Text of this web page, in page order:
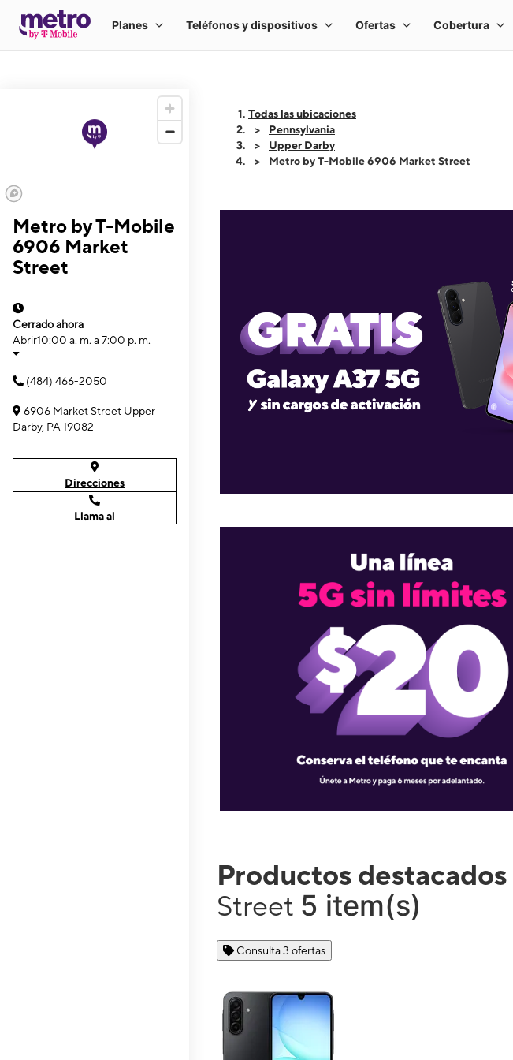
Metro by T-Mobile
6906 Market
Street
Cerrado ahora
Abrir10:00 a. m. a 7:00 p. m.
(484) 466-2050
6906 Market Street Upper
Darby, PA 19082
Direcciones
Llama al
Todas las ubicaciones
Pennsylvania
Upper Darby
Metro by T-Mobile 6906 Market Street
Productos destacados
Street 5 item(s)
Consulta 3 ofertas